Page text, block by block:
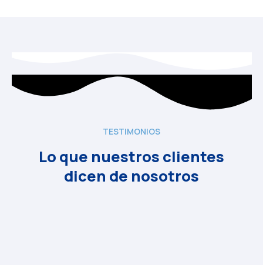
TESTIMONIOS
Lo que nuestros clientes
dicen de nosotros